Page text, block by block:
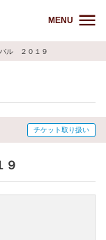
MENU
ル ２０１９
チケット取り扱い
９